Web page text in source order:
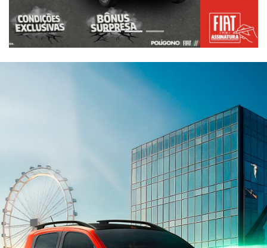
ESTOU INTERESSADO
Versão escolhida